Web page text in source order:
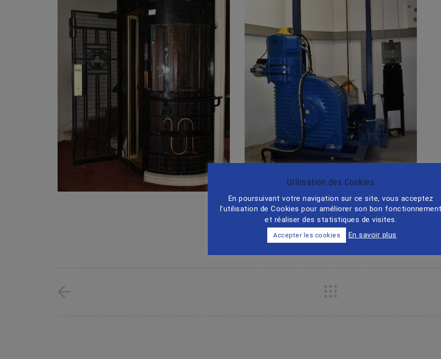
Utilisation des Cookies
En poursuivant votre navigation sur ce site, vous acceptez
l’utilisation de Cookies pour améliorer son bon
et réaliser des statistiques de visites.
Accepter les cookies En savoir plus